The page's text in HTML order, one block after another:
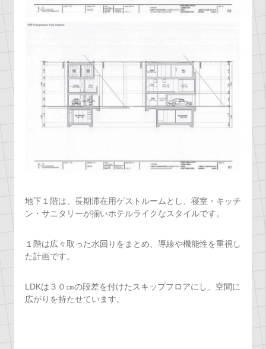
地下１階は、長期滞在用ゲストルームとし、寝室・キッチ
ン・サニタリーが揃いホテルライクなスタイルです。
１階は広々取った水回りをまとめ、導線や機能性を重視し
た計画です。
LDKは３０㎝の段差を付けたスキップフロアにし、空間に
広がりを持たせています。